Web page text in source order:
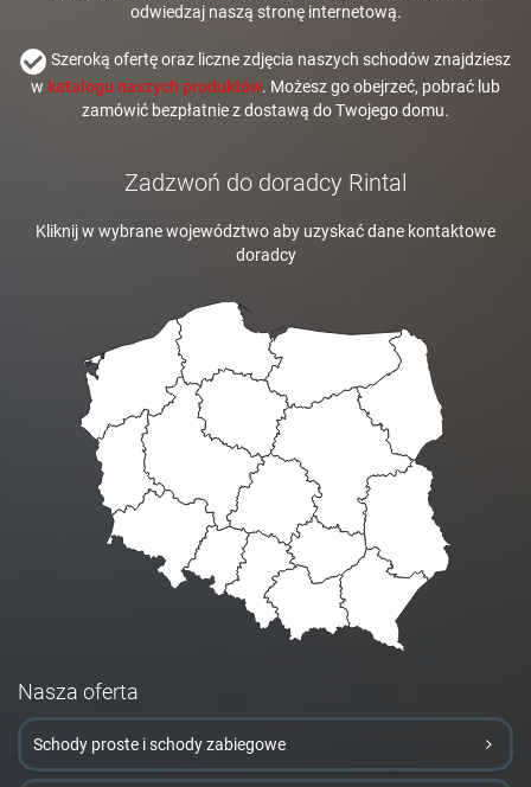
odwiedzaj naszą stronę internetową.
Szeroką ofertę oraz liczne zdjęcia naszych schodów znajdziesz
w katalogu naszych produktów. Możesz go obejrzeć, pobrać lub
zamówić bezpłatnie z dostawą do Twojego domu.
Zadzwoń do doradcy Rintal
Kliknij w wybrane województwo aby uzyskać dane kontaktowe
doradcy
Nasza oferta
Schody proste i schody zabiegowe